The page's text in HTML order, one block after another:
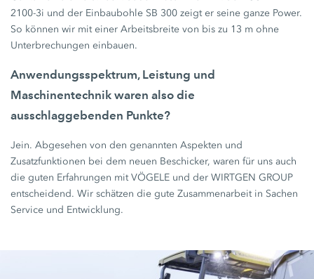
2100-3i und der Einbaubohle SB 300 zeigt er seine ganze Power.
So können wir mit einer Arbeitsbreite von bis zu 13 m ohne
Unterbrechungen einbauen.
Anwendungsspektrum, Leistung und
Maschinentechnik waren also die
ausschlaggebenden Punkte?
Jein. Abgesehen von den genannten Aspekten und
Zusatzfunktionen bei dem neuen Beschicker, waren für uns auch
die guten Erfahrungen mit VÖGELE und der WIRTGEN GROUP
entscheidend. Wir schätzen die gute Zusammenarbeit in Sachen
Service und Entwicklung.